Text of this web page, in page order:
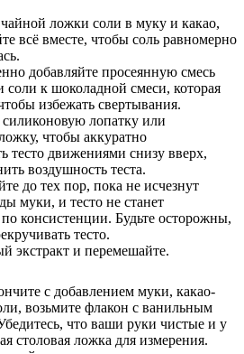
чайной ложки соли в муку и какао,
всё вместе, чтобы соль равномерно
добавляйте просеянную смесь
соли к шоколадной смеси, которая
избежать свертывания.
лопатку или
чтобы аккуратно
тесто движениями снизу вверх,
воздушность теста.
до тех пор, пока не исчезнут
муки, и тесто не станет
консистенции. Будьте осторожны,
тесто.
экстракт и перемешайте.
с добавлением муки, какао-
возьмите флакон с ванильным
что ваши руки чистые и у
столовая ложка для измерения.